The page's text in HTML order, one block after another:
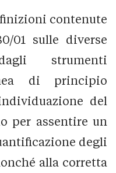
contenute
01 sulle diverse
strumenti
di principio
del
per assentire un
degli
alla corretta